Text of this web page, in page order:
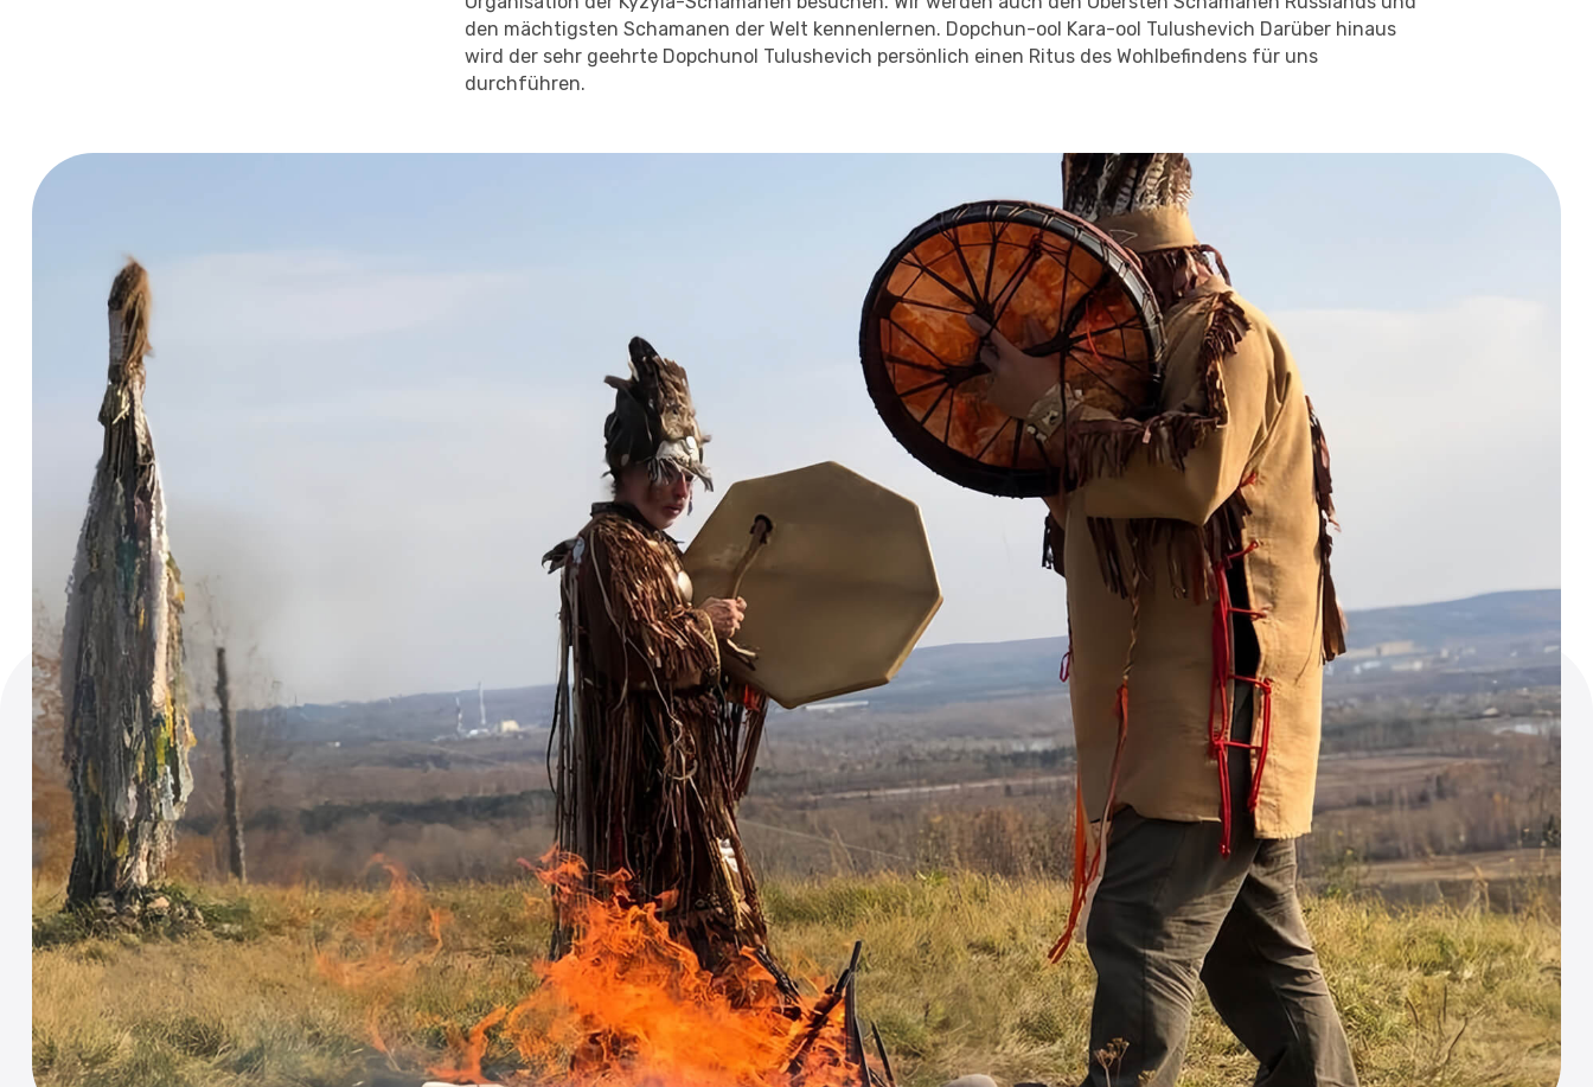
den mächtigsten Schamanen der Welt kennenlernen. Dopchun-ool Kara-ool Tulushevich Darüber hinaus
wird der sehr geehrte Dopchunol Tulushevich persönlich einen Ritus des Wohlbefindens für uns
durchführen.